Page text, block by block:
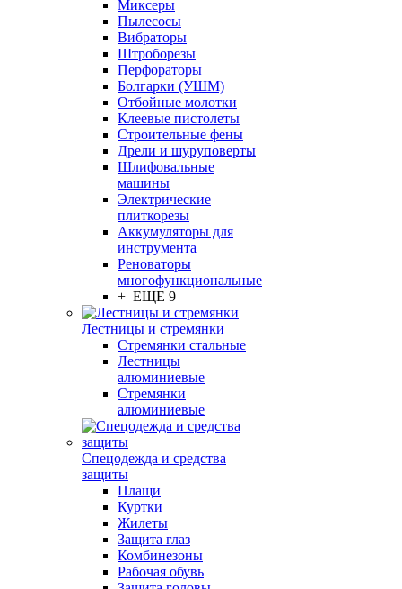
Миксеры
Пылесосы
Вибраторы
Штроборезы
Перфораторы
Болгарки (УШМ)
Отбойные молотки
Клеевые пистолеты
Строительные фены
Дрели и шуруповерты
Шлифовальные
машины
Электрические
плиткорезы
Аккумуляторы для
инструмента
Реноваторы
многофункциональные
+ ЕЩЕ 9
Лестницы и стремянки
Стремянки стальные
Лестницы
алюминиевые
Стремянки
алюминиевые
Спецодежда и средства
защиты
Плащи
Куртки
Жилеты
Защита глаз
Комбинезоны
Рабочая обувь